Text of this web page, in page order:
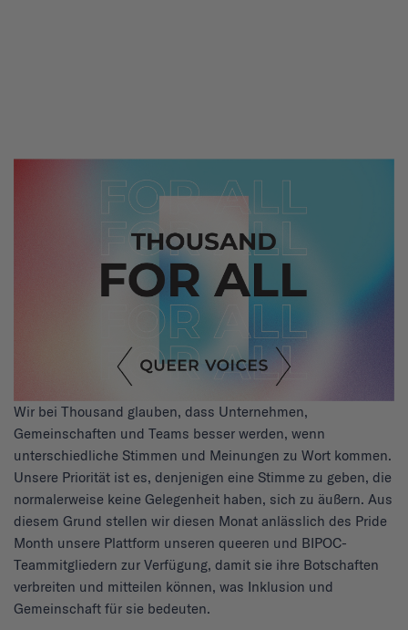
Wir bei Thousand glauben, dass Unternehmen,
Gemeinschaften und Teams besser werden, wenn
unterschiedliche Stimmen und Meinungen zu Wort kommen.
Unsere Priorität ist es, denjenigen eine Stimme zu geben, die
normalerweise keine Gelegenheit haben, sich zu äußern. Aus
diesem Grund stellen wir diesen Monat anlässlich des Pride
Month unsere Plattform unseren queeren und BIPOC-
Teammitgliedern zur Verfügung, damit sie ihre Botschaften
verbreiten und mitteilen können, was Inklusion und
Gemeinschaft für sie bedeuten.